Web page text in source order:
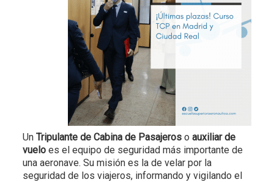
Un Tripulante de Cabina de Pasajeroso auxiliar de
vueloes el equipo de seguridad más importante de
una aeronave. Su misión es la de velar por la
seguridad de los viajeros, informando y vigilando el